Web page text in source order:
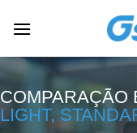
COMPARAÇÃO
LIGHT,